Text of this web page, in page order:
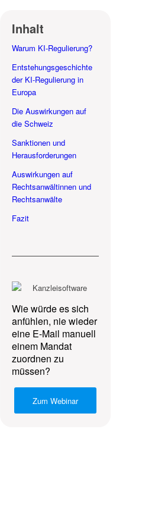
Inhalt
Warum KI-Regulierung?
Entstehungsgeschichte
der KI-Regulierung in
Europa
Die Auswirkungen auf
die Schweiz
Sanktionen und
Herausforderungen
Auswirkungen auf
Rechtsanwältinnen und
Rechtsanwälte
Fazit
Wie würde es sich
anfühlen, nie wieder
eine E-Mail manuell
einem Mandat
zuordnen zu
müssen?
Zum Webinar